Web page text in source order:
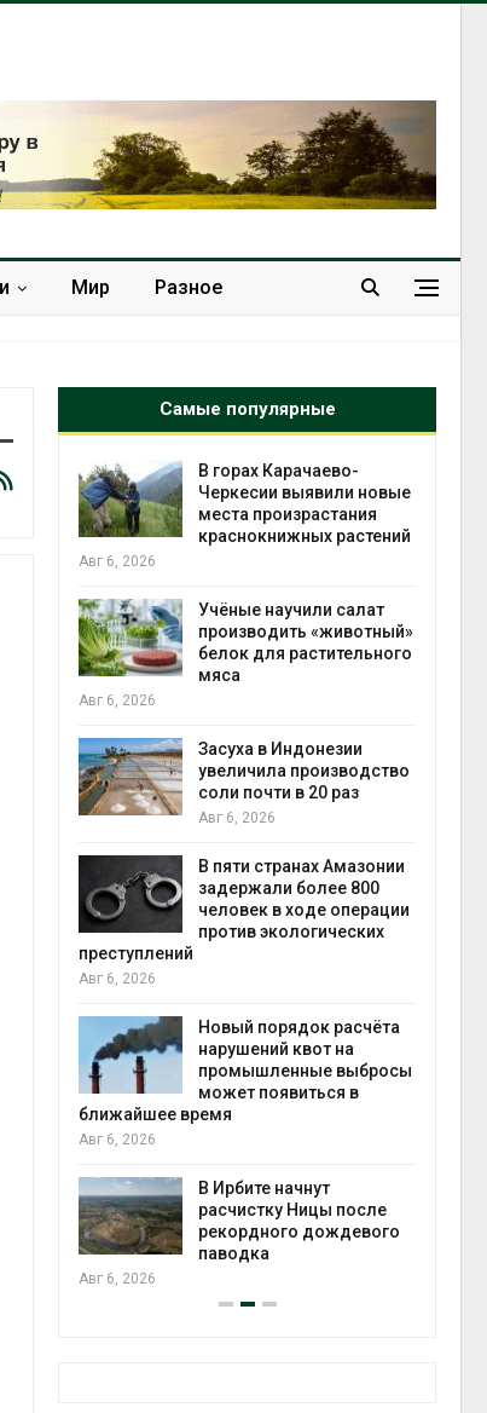
Мир Разное
Самые популярные
В горах Карачаево-
Черкесии выявили новые
места произрастания
краснокнижных растений
Авг 6, 2026
Учёные научили салат
производить «животный»
белок для растительного
мяса
Авг 6, 2026
Засуха в Индонезии
увеличила производство
соли почти в 20 раз
Авг 6, 2026
В пяти странах Амазонии
задержали более 800
человек в ходе операции
против экологических
преступлений
Авг 6, 2026
Новый порядок расчёта
нарушений квот на
промышленные выбросы
может появиться в
ближайшее время
Авг 6, 2026
В Ирбите начнут
расчистку Ницы после
рекордного дождевого
паводка
Авг 6, 2026